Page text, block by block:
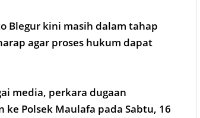
Blegur kini masih dalam tahap
agar proses hukum dapat
media, perkara dugaan
Polsek Maulafa pada Sabtu, 16